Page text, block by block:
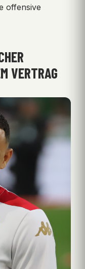
offensive
VERTRAG